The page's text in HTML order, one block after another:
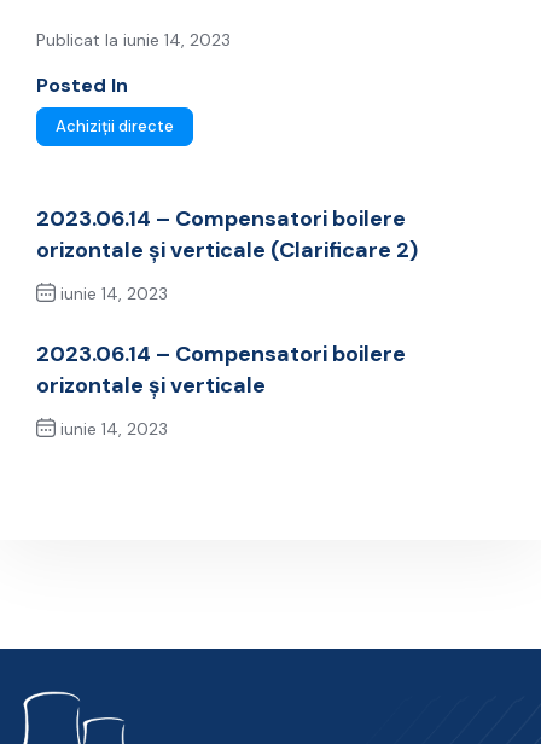
Publicat la iunie 14, 2023
Posted In
Achiziții directe
2023.06.14 – Compensatori boilere
orizontale și verticale (Clarificare 2)
iunie 14, 2023
2023.06.14 – Compensatori boilere
orizontale și verticale
iunie 14, 2023